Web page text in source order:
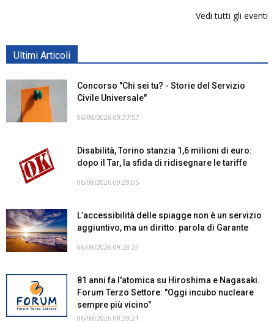
Vedi tutti gli eventi
Ultimi Articoli
Concorso "Chi sei tu? - Storie del Servizio
Civile Universale"
06/08/2026 09:37:57
Disabilità, Torino stanzia 1,6 milioni di euro:
dopo il Tar, la sfida di ridisegnare le tariffe
06/08/2026 09:29:05
L’accessibilità delle spiagge non è un servizio
aggiuntivo, ma un diritto: parola di Garante
06/08/2026 09:28:23
81 anni fa l'atomica su Hiroshima e Nagasaki.
Forum Terzo Settore: "Oggi incubo nucleare
sempre più vicino"
06/08/2026 08:39:21